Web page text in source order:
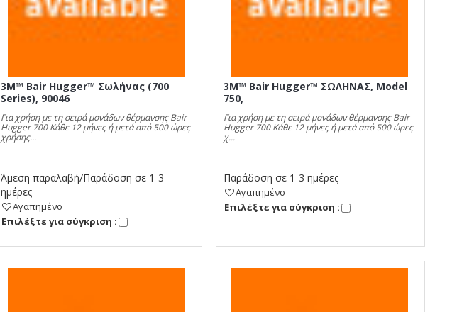
3M™ Bair Hugger™ Σωλήνας (700
Series), 90046
Για χρήση με τη σειρά μονάδων θέρμανσης Bair
Hugger 700 Κάθε 12 μήνες ή μετά από 500 ώρες
χρήσης...
Άμεση παραλαβή/Παράδοση σε 1-3
ημέρες
Αγαπημένο
Eπιλέξτε για σύγκριση :
3M™ Bair Hugger™ ΣΩΛΗΝΑΣ, Model
750,
Για χρήση με τη σειρά μονάδων θέρμανσης Bair
Hugger 700 Κάθε 12 μήνες ή μετά από 500 ώρες
χ...
Παράδοση σε 1-3 ημέρες
Αγαπημένο
Eπιλέξτε για σύγκριση :